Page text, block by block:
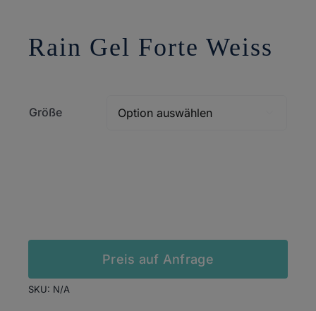
Rain Gel Forte Weiss
Größe
Preis auf Anfrage
SKU: N/A